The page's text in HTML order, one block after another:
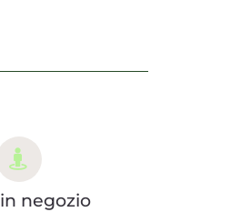
in negozio